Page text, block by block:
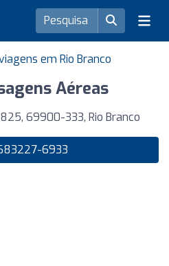
em Rio Branco
Aéreas
825, 69900-333, Rio Branco
6933